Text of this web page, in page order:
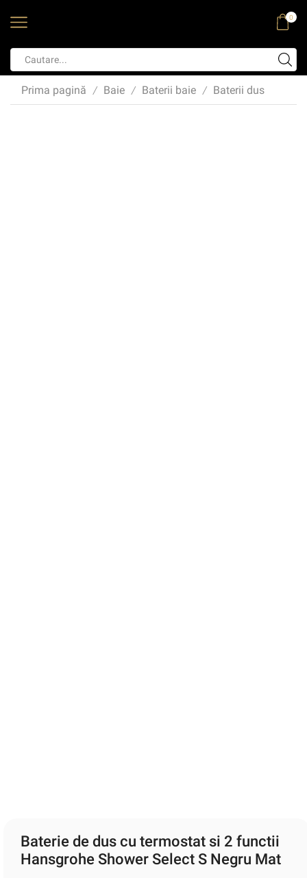
0
Prima pagină / Baie / Baterii baie / Baterii dus
Baterie de dus cu termostat si 2 functii
Hansgrohe Shower Select S Negru Mat